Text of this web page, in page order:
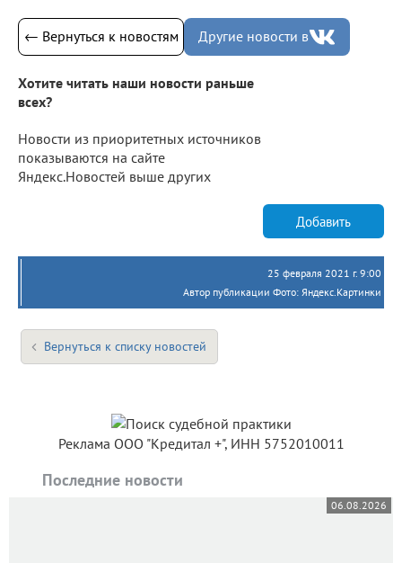
← Вернуться к новостям Другие новости в
Хотите читать наши новости раньше
всех?
Новости из приоритетных источников
показываются на сайте
Яндекс.Новостей выше других
Добавить
25 февраля 2021 г. 9:00
Автор публикации Фото: Яндекс.Картинки
Вернуться к списку новостей
Реклама ООО "Кредитал +", ИНН 5752010011
Последние новости
06.08.2026